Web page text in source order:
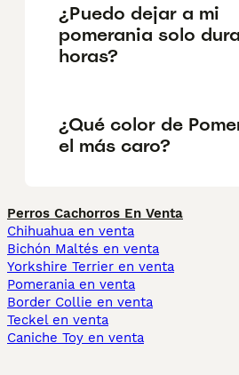
¿Puedo dejar a mi
pomerania solo
horas?
¿Qué color de
el más caro?
Perros Cachorros En Venta
Chihuahua en venta
Bichón Maltés en venta
Yorkshire Terrier en venta
Pomerania en venta
Border Collie en venta
Teckel en venta
Caniche Toy en venta